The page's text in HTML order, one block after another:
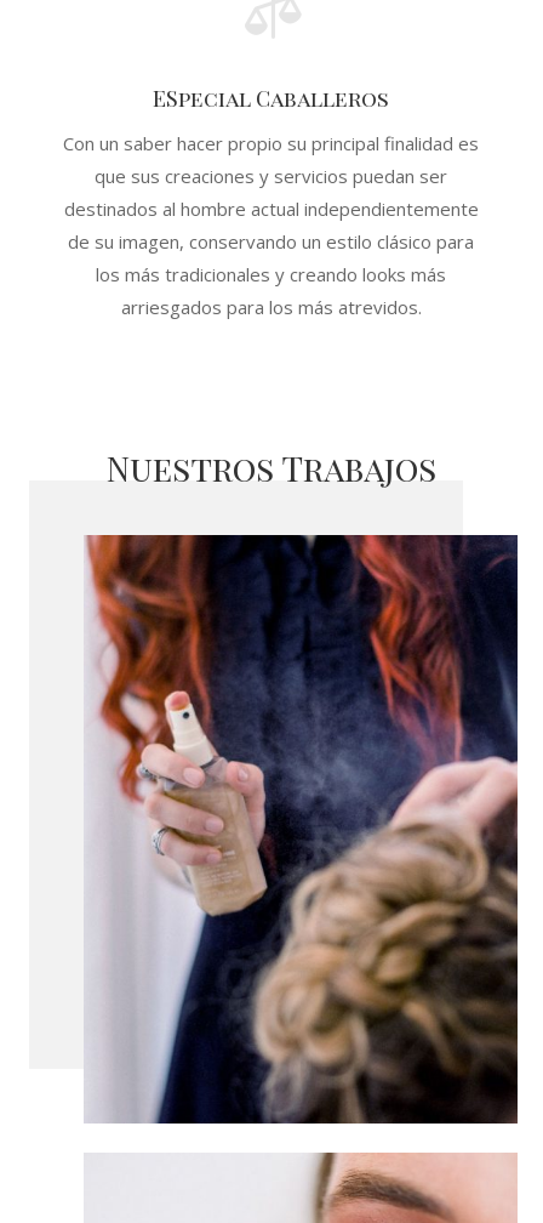

ESpecial Caballeros
Con un saber hacer propio su principal finalidad es
que sus creaciones y servicios puedan ser
destinados al hombre actual independientemente
de su imagen, conservando un estilo clásico para
los más tradicionales y creando looks más
arriesgados para los más atrevidos.
Nuestros Trabajos